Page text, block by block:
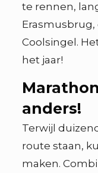
te rennen,
Coolsingel.
het jaar!
anders!
Terwijl
route staan,
maken.